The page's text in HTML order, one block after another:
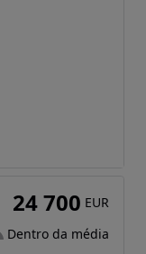
24 700 EUR
Dentro da média